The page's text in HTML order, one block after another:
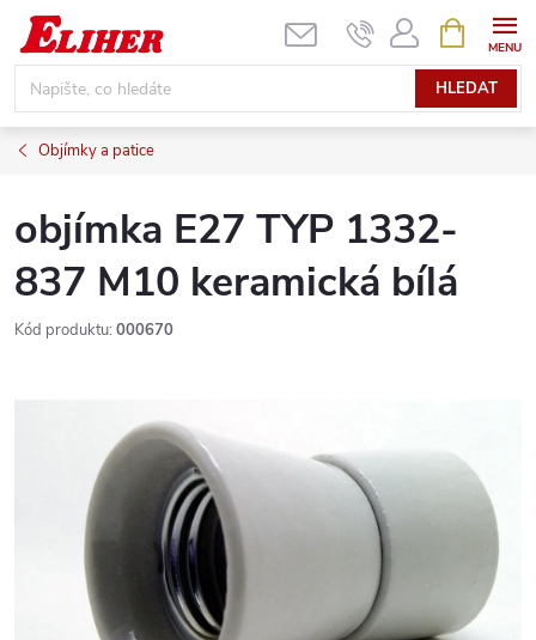
Přejít
obsah
HLEDAT
NÁKUPNÍ
KOŠÍK
Objímky a patice
objímka E27 TYP 1332-
837 M10 keramická bílá
Kód produktu: 000670